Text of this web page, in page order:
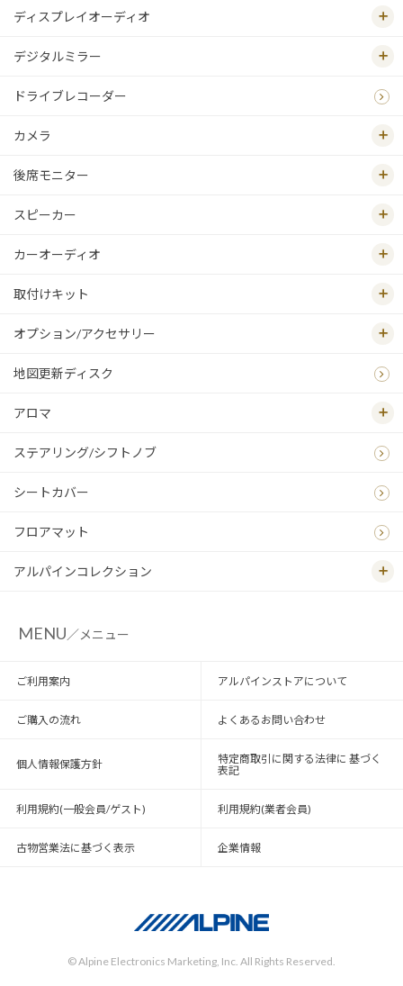
ディスプレイオーディオ
デジタルミラー
ドライブレコーダー
カメラ
後席モニター
スピーカー
カーオーディオ
取付けキット
オプション/アクセサリー
地図更新ディスク
アロマ
ステアリング/シフトノブ
シートカバー
フロアマット
アルパインコレクション
MENU／メニュー
ご利用案内 アルパインストアについて
ご購入の流れ よくあるお問い合わせ
個人情報保護方針
特定商取引に関する法律に 基づく
表記
利用規約(一般会員/ゲスト) 利用規約(業者会員)
古物営業法に基づく表示 企業情報
© Alpine Electronics Marketing, Inc. All Rights Reserved.